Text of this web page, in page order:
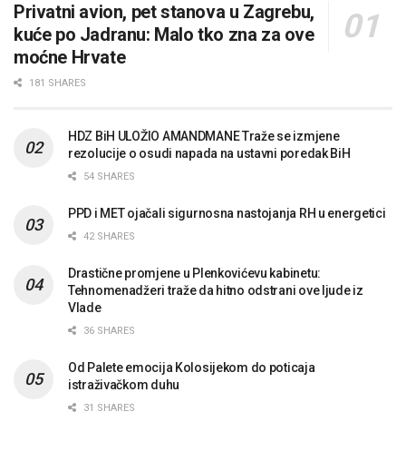
Privatni avion, pet stanova u Zagrebu,
kuće po Jadranu: Malo tko zna za ove
moćne Hrvate
181 SHARES
HDZ BiH ULOŽIO AMANDMANE Traže se izmjene
rezolucije o osudi napada na ustavni poredak BiH
54 SHARES
PPD i MET ojačali sigurnosna nastojanja RH u energetici
42 SHARES
Drastične promjene u Plenkovićevu kabinetu:
Tehnomenadžeri traže da hitno odstrani ove ljude iz
Vlade
36 SHARES
Od Palete emocija Kolosijekom do poticaja
istraživačkom duhu
31 SHARES